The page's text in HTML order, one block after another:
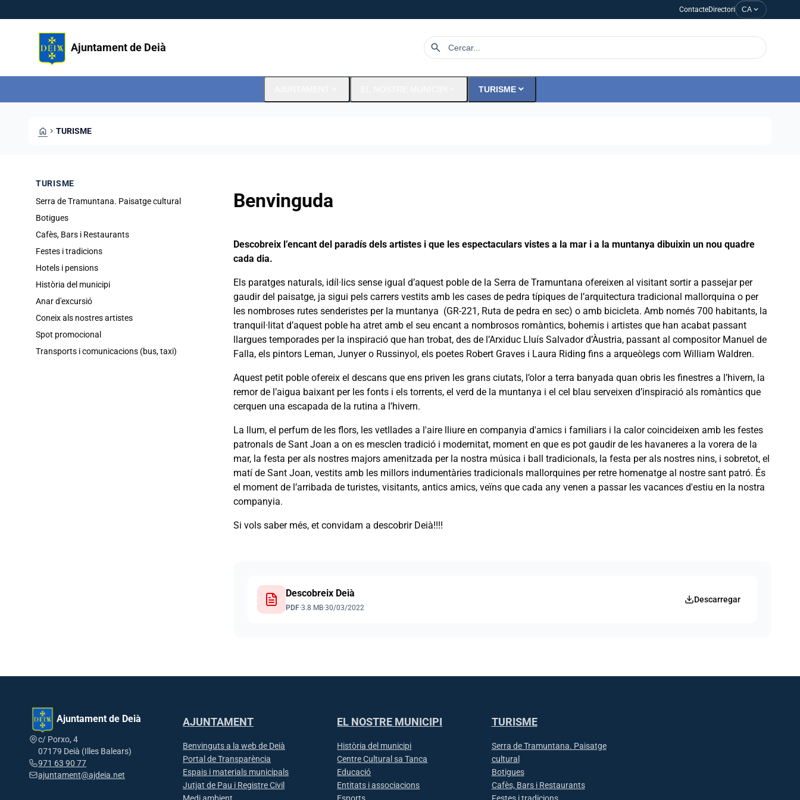
ContacteDirectori CA expand_more
Ajuntament de Deià search
TURISME expand_more
HOME CHEVRON_RIGHT TURISME
TURISME
Serra de Tramuntana. Paisatge cultural
Botigues
Cafès, Bars i Restaurants
Festes i tradicions
Hotels i pensions
Història del municipi
Anar d'excursió
Coneix als nostres artistes
Spot promocional
Transports i comunicacions (bus, taxi)
Benvinguda
Descobreix l’encant del paradís dels artistes i que les espectaculars vistes a la mar i a la muntanya dibuixin un nou quadre
cada dia.
Els paratges naturals, idíl·lics sense igual d’aquest poble de la Serra de Tramuntana ofereixen al visitant sortir a passejar per
gaudir del paisatge, ja sigui pels carrers vestits amb les cases de pedra típiques de l’arquitectura tradicional mallorquina o per
les nombroses rutes senderistes per la muntanya (GR-221, Ruta de pedra en sec) o amb bicicleta. Amb només 700 habitants, la
tranquil·litat d’aquest poble ha atret amb el seu encant a nombrosos romàntics, bohemis i artistes que han acabat passant
llargues temporades per la inspiració que han trobat, des de l’Arxiduc Lluís Salvador d’Àustria, passant al compositor Manuel de
Falla, els pintors Leman, Junyer o Russinyol, els poetes Robert Graves i Laura Riding fins a arqueòlegs com William Waldren.
Aquest petit poble ofereix el descans que ens priven les grans ciutats, l’olor a terra banyada quan obris les finestres a l’hivern, la
remor de l’aigua baixant per les fonts i els torrents, el verd de la muntanya i el cel blau serveixen d’inspiració als romàntics que
cerquen una escapada de la rutina a l’hivern.
La llum, el perfum de les flors, les vetllades a l'aire lliure en companyia d'amics i familiars i la calor coincideixen amb les festes
patronals de Sant Joan a on es mesclen tradició i modernitat, moment en que es pot gaudir de les havaneres a la vorera de la
mar, la festa per als nostres majors amenitzada per la nostra música i ball tradicionals, la festa per als nostres nins, i sobretot, el
matí de Sant Joan, vestits amb les millors indumentàries tradicionals mallorquines per retre homenatge al nostre sant patró. És
el moment de l’arribada de turistes, visitants, antics amics, veïns que cada any venen a passar les vacances d'estiu en la nostra
companyia.
Si vols saber més, et convidam a descobrir Deià!!!!
Descobreix Deià
PDF·3.8 MB·30/03/2022
Descarregar
Ajuntament de Deià
c/ Porxo, 4
07179 Deià (Illes Balears)
971 63 90 77
ajuntament@ajdeia.net
AJUNTAMENT
Benvinguts a la web de Deià
Portal de Transparència
Espais i materials municipals
Jutjat de Pau i Registre Civil
EL NOSTRE MUNICIPI
Història del municipi
Centre Cultural sa Tanca
Educació
Entitats i associacions
TURISME
Serra de Tramuntana. Paisatge
cultural
Botigues
Cafès, Bars i Restaurants